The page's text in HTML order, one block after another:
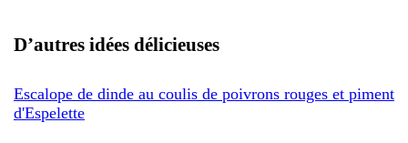
D’autres idées délicieuses
Escalope de dinde au coulis de poivrons rouges et piment
d'Espelette